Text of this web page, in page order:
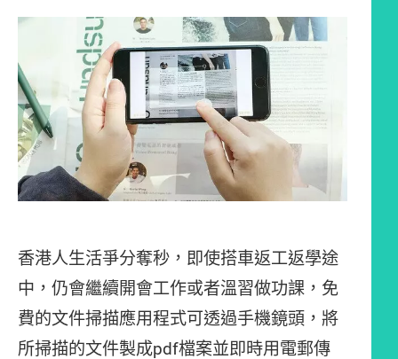
香港人生活爭分奪秒，即使搭車返工返學途
中，仍會繼續開會工作或者溫習做功課，免
費的文件掃描應用程式可透過手機鏡頭，將
所掃描的文件製成pdf檔案並即時用電郵傳